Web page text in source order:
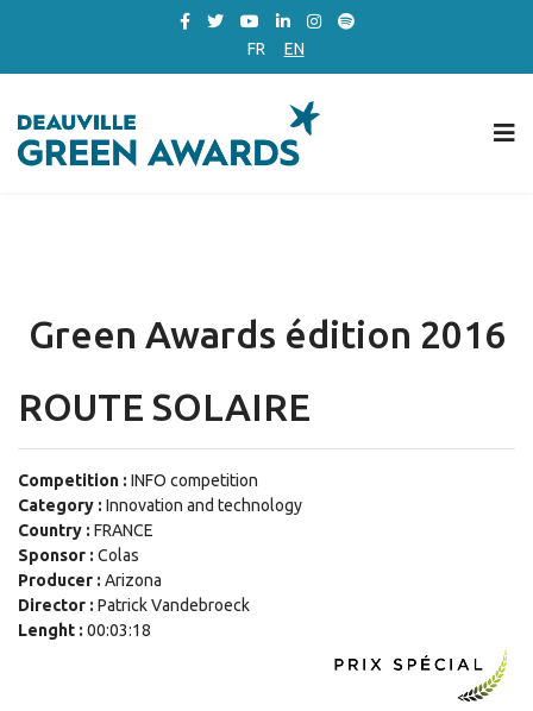
FR EN
Green Awards édition 2016
ROUTE SOLAIRE
Competition : INFO competition
Category : Innovation and technology
Country : FRANCE
Sponsor : Colas
Producer : Arizona
Director : Patrick Vandebroeck
Lenght : 00:03:18